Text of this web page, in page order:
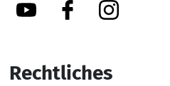
YouTube FacebookInstagram
Rechtliches